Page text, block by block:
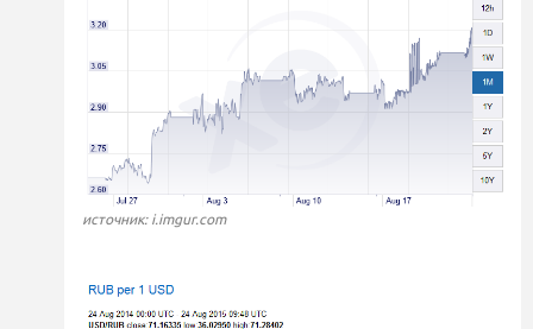
источник: i.imgur.com